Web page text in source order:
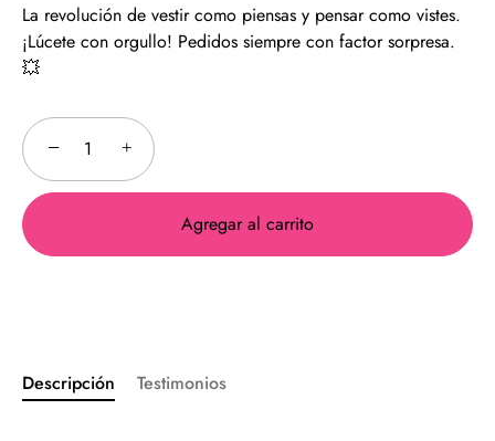
La revolución de vestir como piensas y pensar como vistes.
¡Lúcete con orgullo! Pedidos siempre con factor sorpresa.
💥
− +
Agregar al carrito
Descripción Testimonios